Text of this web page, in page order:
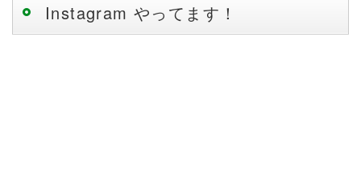
Instagram やってます！